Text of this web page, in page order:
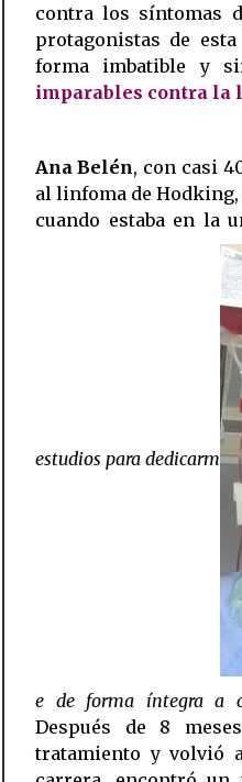
contra los síntomas
protagonistas de
forma imbatible y
imparables contra la
Ana Belén, con casi
al linfoma de Hodking,
cuando estaba en la
estudios para dedicarm
e de forma íntegra a
Después de 8
tratamiento y volvió